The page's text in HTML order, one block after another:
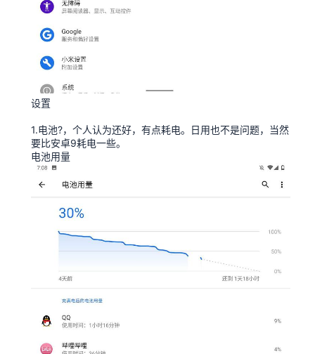
设置
1.电池?，个人认为还好，有点耗电。日用也不是问题，当然
要比安卓9耗电一些。
电池用量